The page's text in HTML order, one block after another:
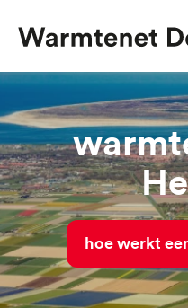
Warmtenet Den
Hoe werkt